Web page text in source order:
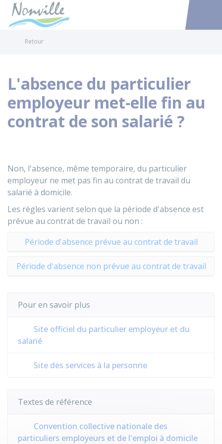
Accéder
Retour
L'absence du particulier
employeur met-elle fin au
contrat de son salarié ?
Non, l'absence, même temporaire, du particulier
employeur ne met pas fin au contrat de travail du
salarié à domicile.
Les règles varient selon que la période d'absence est
prévue au contrat de travail ou non :
Période d'absence prévue au contrat de travail
Période d'absence non prévue au contrat de travail
Pour en savoir plus
Site officiel du particulier employeur et du
salarié
Site des services à la personne
Textes de référence
Convention collective nationale des
particuliers employeurs et de l'emploi à domicile